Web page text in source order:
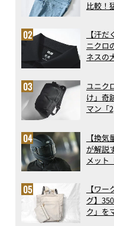
比較！
で決定
【汗
ニクロ
ネスの
アの実
ユニク
け」奇
マン「
ト3】
【換
が解説
メット
ス【ワ
グ】
ク」を